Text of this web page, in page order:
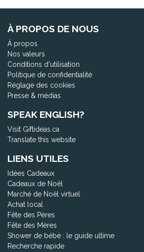
À PROPOS DE NOUS
À propos
Nos valeurs
Conditions d'utilisation
Politique de confidentialité
Réglage des cookies
Presse & médias
SPEAK ENGLISH?
Visit Giftideas.ca
Translate this website
LIENS UTILES
Idées Cadeaux
Cadeaux de Noël
Marché de Noël virtuel
Achat local
Fête des Pères
Fête des Mères
Shower de bébé : le guide ultime
Recherche rapide